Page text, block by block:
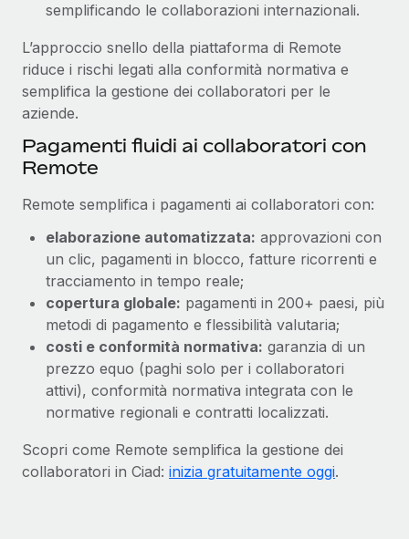
semplificando le collaborazioni internazionali.
L’approccio snello della piattaforma di Remote
riduce i rischi legati alla conformità normativa e
semplifica la gestione dei collaboratori per le
aziende.
Pagamenti fluidi ai collaboratori con
Remote
Remote semplifica i pagamenti ai collaboratori con:
elaborazione automatizzata: approvazioni con
un clic, pagamenti in blocco, fatture ricorrenti e
tracciamento in tempo reale;
copertura globale: pagamenti in 200+ paesi, più
metodi di pagamento e flessibilità valutaria;
costi e conformità normativa: garanzia di un
prezzo equo (paghi solo per i collaboratori
attivi), conformità normativa integrata con le
normative regionali e contratti localizzati.
Scopri come Remote semplifica la gestione dei
collaboratori in Ciad: inizia gratuitamente oggi.